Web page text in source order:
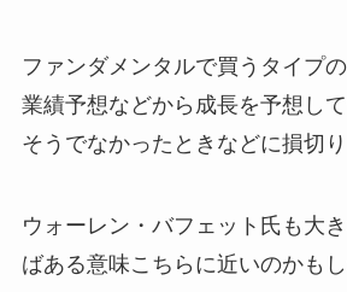
ファンダメンタルで買うタイプ
業績予想などから成長を予想し
そうでなかったときなどに損切り
ウォーレン・バフェット氏も大
ばある意味こちらに近いのかもし